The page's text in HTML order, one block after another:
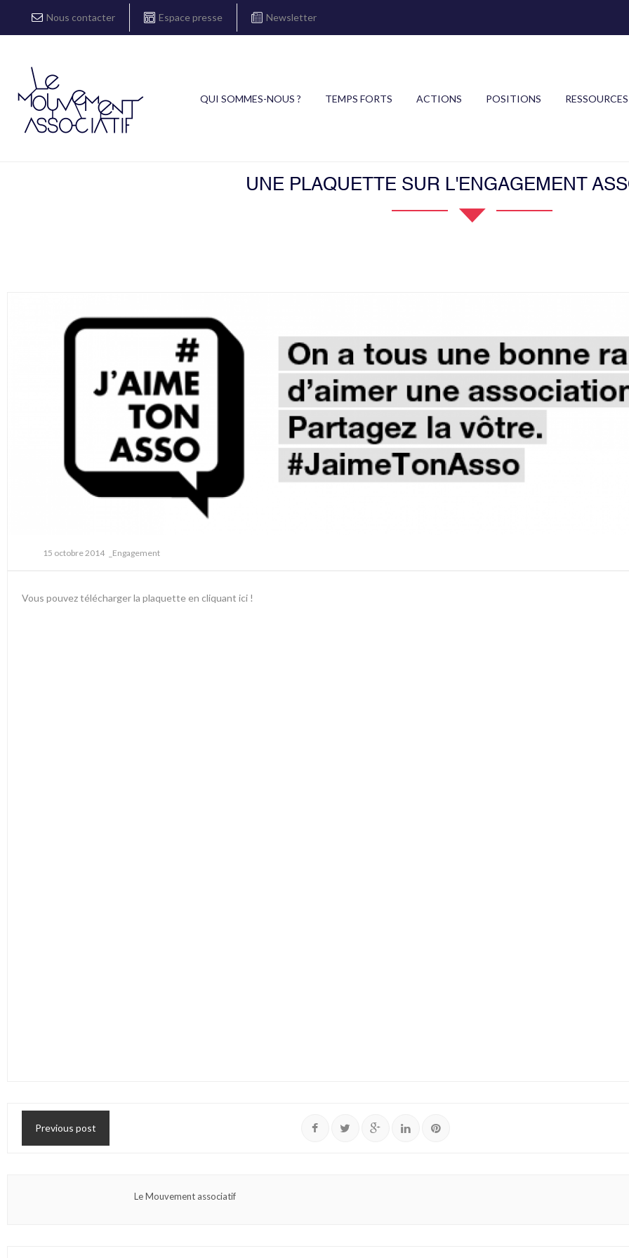
Nous contacter Espace presse Newsletter
QUI SOMMES-NOUS ? TEMPS FORTS ACTIONS POSITIONS RESSOURCES
UNE PLAQUETTE SUR L'ENGAGEMENT
15 octobre 2014 _Engagement
Vous pouvez télécharger la plaquette en cliquant ici !
Previous post
Le Mouvement associatif